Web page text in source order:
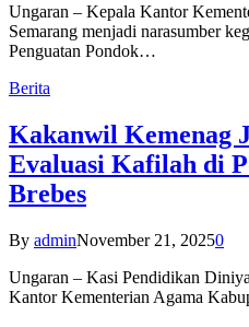
Ungaran – Kepala Kantor
Semarang menjadi narasumber
Penguatan Pondok…
Berita
Kakanwil Kemenag
Evaluasi Kafilah di
Brebes
By adminNovember 21, 20250
Ungaran – Kasi Pendidikan
Kantor Kementerian Agama